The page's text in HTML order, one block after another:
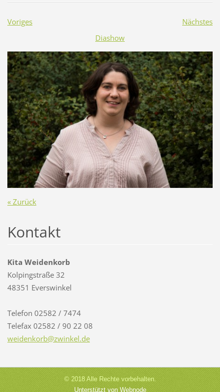
Voriges
Nächstes
Diashow
« Zurück
Kontakt
Kita Weidenkorb
Kolpingstraße 32
48351 Everswinkel
Telefon 02582 / 7474
Telefax 02582 / 90 22 08
weidenkorb@zwinkel.de
© 2018 Alle Rechte vorbehalten.
Unterstützt von Webnode